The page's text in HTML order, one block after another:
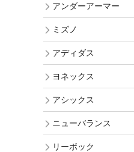
アンダーアーマー
ミズノ
アディダス
ヨネックス
アシックス
ニューバランス
リーボック